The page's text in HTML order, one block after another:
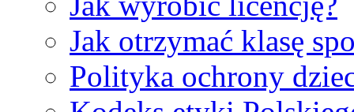
Jak otrzymać klasę
Polityka ochrony